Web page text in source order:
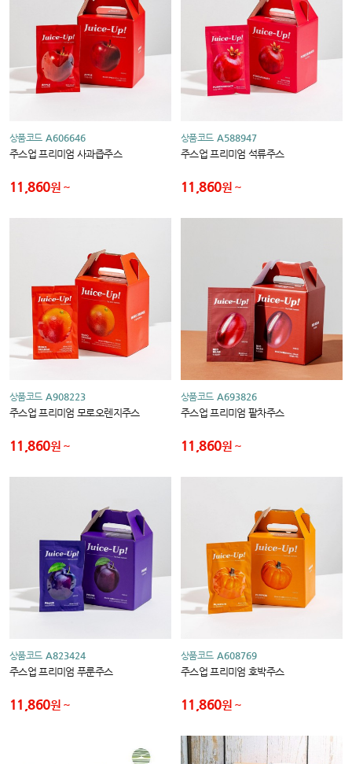
상품코드 A606646
주스업 프리미엄 사과즙주스
11,860원
상품코드 A588947
주스업 프리미엄 석류주스
11,860원
상품코드 A908223
주스업 프리미엄 모로오렌지주스
11,860원
상품코드 A693826
주스업 프리미엄 팥차주스
11,860원
상품코드 A823424
주스업 프리미엄 푸룬주스
11,860원
상품코드 A608769
주스업 프리미엄 호박주스
11,860원